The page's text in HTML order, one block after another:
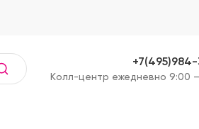
Kолл-центр ежедневно 9:00